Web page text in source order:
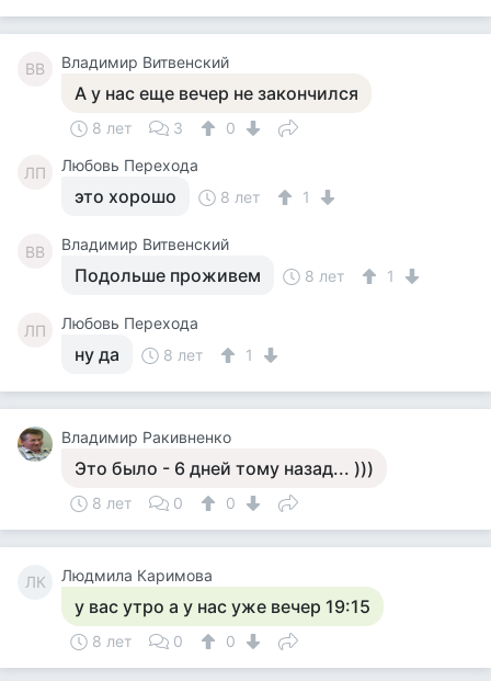
ВВ Владимир Витвенский
А у нас еще вечер не закончился
8 лет 3 0
ЛП Любовь Перехода
это хорошо 8 лет 1
ВВ Владимир Витвенский
Подольше проживем 8 лет 1
ЛП Любовь Перехода
ну да 8 лет 1
Владимир Ракивненко
Это было - 6 дней тому назад... )))
8 лет 0 0
ЛК Людмила Каримова
у вас утро а у нас уже вечер 19:15
8 лет 0 0